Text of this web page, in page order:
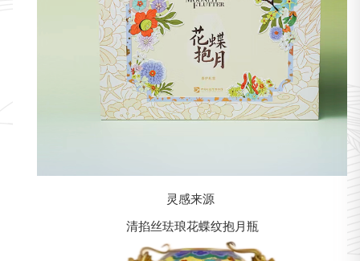
灵感来源
清掐丝珐琅花蝶纹抱月瓶